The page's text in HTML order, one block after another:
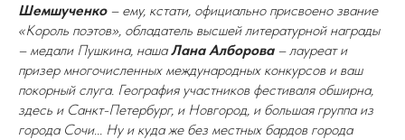
Шемшученко– ему, кстати, официально присвоено звание
«Король поэтов», обладатель высшей литературной награды
– медали Пушкина, нашаЛана Алборова – лауреат и
призер многочисленных международных конкурсов и ваш
покорный слуга. География участников фестиваля обширна,
здесь и Санкт-Петербург, и Новгород, и большая группа из
города Сочи... Ну и куда же без местных бардов города